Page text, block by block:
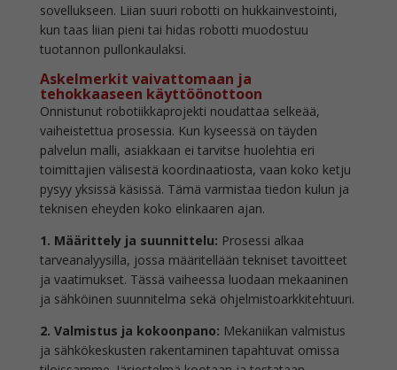
sovellukseen. Liian suuri robotti on hukkainvestointi,
kun taas liian pieni tai hidas robotti muodostuu
tuotannon pullonkaulaksi.
Askelmerkit vaivattomaan ja
tehokkaaseen käyttöönottoon
Onnistunut robotiikkaprojekti noudattaa selkeää,
vaiheistettua prosessia. Kun kyseessä on täyden
palvelun malli, asiakkaan ei tarvitse huolehtia eri
toimittajien välisestä koordinaatiosta, vaan koko ketju
pysyy yksissä käsissä. Tämä varmistaa tiedon kulun ja
teknisen eheyden koko elinkaaren ajan.
1. Määrittely ja suunnittelu: Prosessi alkaa
tarveanalyysilla, jossa määritellään tekniset tavoitteet
ja vaatimukset. Tässä vaiheessa luodaan mekaaninen
ja sähköinen suunnitelma sekä ohjelmistoarkkitehtuuri.
2. Valmistus ja kokoonpano: Mekaniikan valmistus
ja sähkökeskusten rakentaminen tapahtuvat omissa